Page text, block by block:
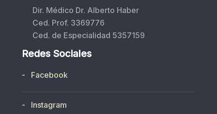
Dir. Médico Dr. Alberto Haber
Ced. Prof. 3369776
Ced. de Especialidad 5357159
Redes Sociales
- Facebook
- Instagram